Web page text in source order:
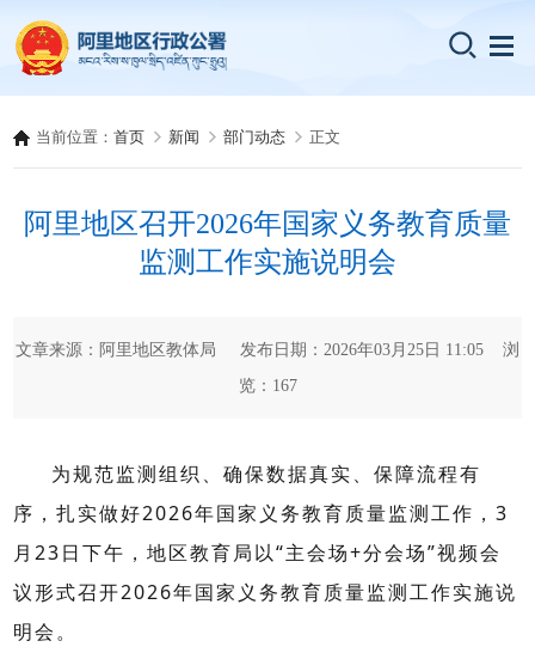
当前位置：首页 新闻 部门动态 正文
阿里地区召开2026年国家义务教育质量
监测工作实施说明会
文章来源：阿里地区教体局 发布日期：2026年03月25日 11:05 浏
览： 167
为规范监测组织、确保数据真实、保障流程有
序，扎实做好2026年国家义务教育质量监测工作，3
月23日下午，地区教育局以“主会场+分会场”视频会
议形式召开2026年国家义务教育质量监测工作实施说
明会。